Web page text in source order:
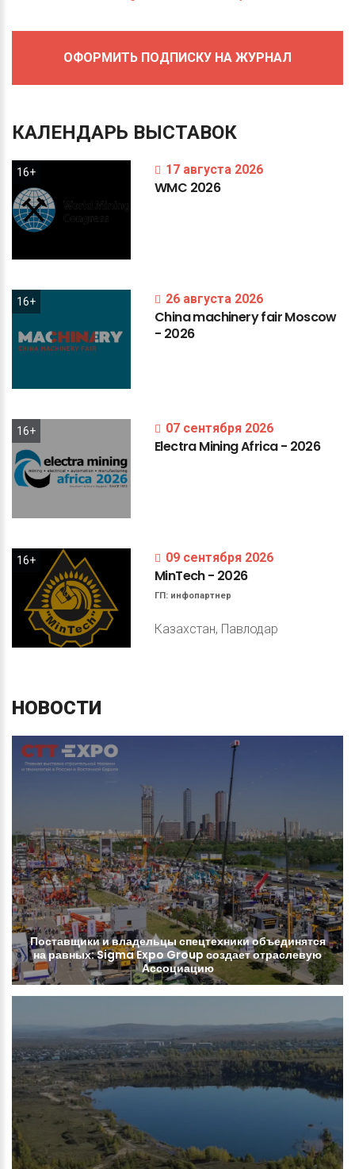
ОФОРМИТЬ ПОДПИСКУ НА ЖУРНАЛ
КАЛЕНДАРЬ ВЫСТАВОК
16+ 17 августа 2026
WMC 2026
16+ 26 августа 2026
ChinamachineryfairMoscow
- 2026
16+ 07 сентября 2026
ElectraMiningAfrica- 2026
16+ 09 сентября 2026
MinTech- 2026
ГП: инфопартнер
Казахстан, Павлодар
НОВОСТИ
Поставщикиивладельцы спецтехникиобъединятся
наравных:SigmaExpo Group создаетотраслевую
Ассоциацию